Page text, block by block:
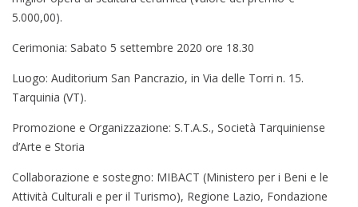
5.000,00).
Cerimonia: Sabato 5 settembre 2020 ore 18.30
Luogo: Auditorium San Pancrazio, in Via delle Torri n. 15.
Tarquinia (VT).
Promozione e Organizzazione: S.T.A.S., Società Tarquiniense
d’Arte e Storia
Collaborazione e sostegno: MIBACT (Ministero per i Beni e le
Attività Culturali e per il Turismo), Regione Lazio, Fondazione